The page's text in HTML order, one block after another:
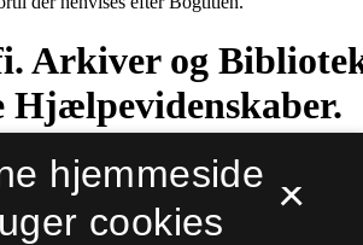
×
hjemmeside
cookies